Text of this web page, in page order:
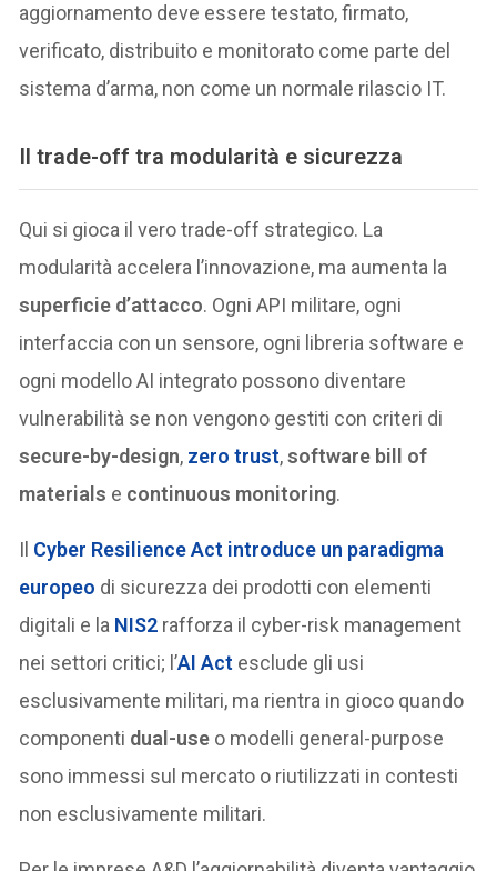
aggiornamento deve essere testato, firmato,
verificato, distribuito e monitorato come parte del
sistema d’arma, non come un normale rilascio IT.
Il trade-off tra modularità e sicurezza
Qui si gioca il vero trade-off strategico. La
modularità accelera l’innovazione, ma aumenta la
superficie d’attacco. Ogni API militare, ogni
interfaccia con un sensore, ogni libreria software e
ogni modello AI integrato possono diventare
vulnerabilità se non vengono gestiti con criteri di
secure-by-design, zero trust,software bill of
materials e continuous monitoring.
Il Cyber Resilience Act introduce un paradigma
europeo di sicurezza dei prodotti con elementi
digitali e la NIS2 rafforza il cyber-risk management
nei settori critici; l’AI Act esclude gli usi
esclusivamente militari, ma rientra in gioco quando
componenti dual-use o modelli general-purpose
sono immessi sul mercato o riutilizzati in contesti
non esclusivamente militari.